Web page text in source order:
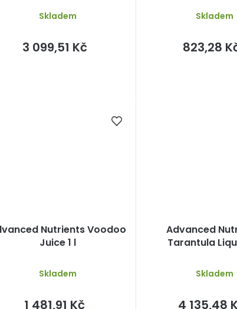
Skladem
3 099,51 Kč
Skladem
823,28
Nutrients Voodoo
Juice 1 l
Skladem
1 481,91 Kč
Advanced
Tarantula
Skladem
4 135,48